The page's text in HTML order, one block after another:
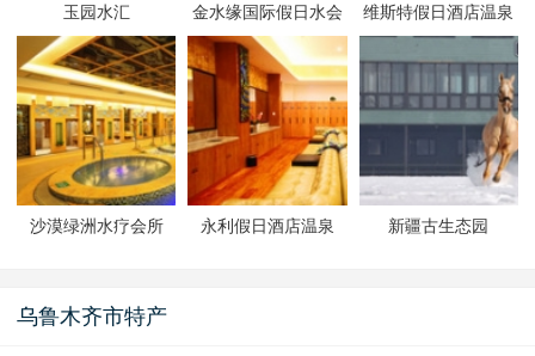
玉园水汇 金水缘国际假日水会 维斯特假日酒店温泉
沙漠绿洲水疗会所 永利假日酒店温泉 新疆古生态园
乌鲁木齐市特产